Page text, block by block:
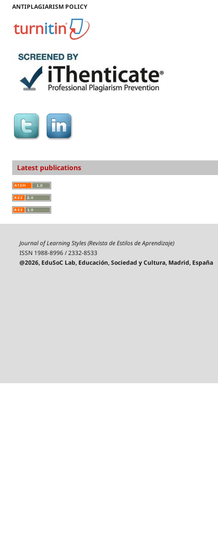
ANTIPLAGIARISM POLICY
Latest publications
Journal of Learning Styles (Revista de Estilos de Aprendizaje)
ISSN 1988-8996 / 2332-8533
@2026, EduSoC Lab, Educación, Sociedad y Cultura, Madrid, España